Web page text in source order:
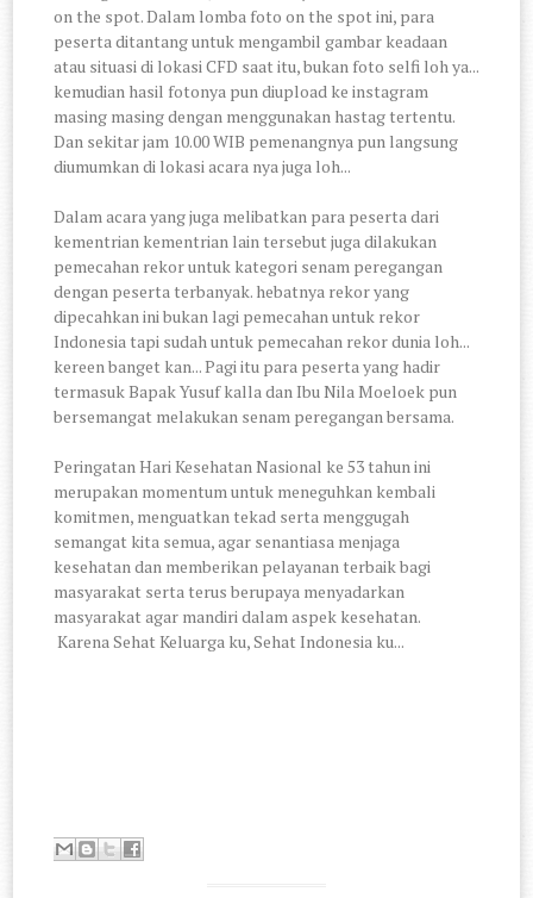
on the spot. Dalam lomba foto on the spot ini, para
peserta ditantang untuk mengambil gambar keadaan
atau situasi di lokasi CFD saat itu, bukan foto selfi loh ya...
kemudian hasil fotonya pun diupload ke instagram
masing masing dengan menggunakan hastag tertentu.
Dan sekitar jam 10.00 WIB pemenangnya pun langsung
diumumkan di lokasi acara nya juga loh...
Dalam acara yang juga melibatkan para peserta dari
kementrian kementrian lain tersebut juga dilakukan
pemecahan rekor untuk kategori senam peregangan
dengan peserta terbanyak. hebatnya rekor yang
dipecahkan ini bukan lagi pemecahan untuk rekor
Indonesia tapi sudah untuk pemecahan rekor dunia loh...
kereen banget kan... Pagi itu para peserta yang hadir
termasuk Bapak Yusuf kalla dan Ibu Nila Moeloek pun
bersemangat melakukan senam peregangan bersama.
Peringatan Hari Kesehatan Nasional ke 53 tahun ini
merupakan momentum untuk meneguhkan kembali
komitmen, menguatkan tekad serta menggugah
semangat kita semua, agar senantiasa menjaga
kesehatan dan memberikan pelayanan terbaik bagi
masyarakat serta terus berupaya menyadarkan
masyarakat agar mandiri dalam aspek kesehatan.
Karena Sehat Keluarga ku, Sehat Indonesia ku...